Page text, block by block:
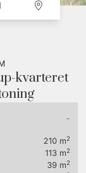
kvarteret
-
210 m2
113 m2
39 m2